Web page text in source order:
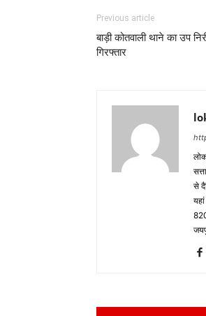
Previous article
बाड़ी कोतवाली थाने का उप
गिरफ्तार
से